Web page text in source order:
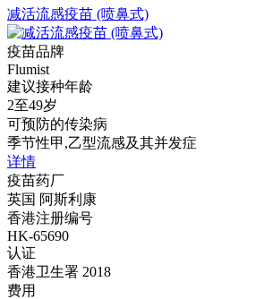
减活流感疫苗 (喷鼻式)
疫苗品牌
Flumist
建议接种年龄
2至49岁
可预防的传染病
季节性甲,乙型流感及其并发症
详情
疫苗药厂
英国 阿斯利康
香港注册编号
HK-65690
认证
香港卫生署 2018
费用